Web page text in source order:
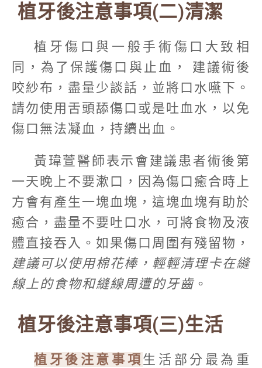
植牙後注意事項(二)清潔
植牙傷口與一般手術傷口大致相
同，為了保護傷口與止血， 建議術後
咬紗布，盡量少談話，並將口水嚥下。
請勿使用舌頭舔傷口或是吐血水，以免
傷口無法凝血，持續出血。
黃瑋萱醫師表示會建議患者術後第
一天晚上不要漱口，因為傷口癒合時上
方會有產生一塊血塊，這塊血塊有助於
癒合，盡量不要吐口水，可將食物及液
體直接吞入。如果傷口周圍有殘留物，
建議可以使用棉花棒，輕輕清理卡在縫
線上的食物和縫線周遭的牙齒 。
植牙後注意事項(三)生活
植牙後注意事項 生活部分最為重